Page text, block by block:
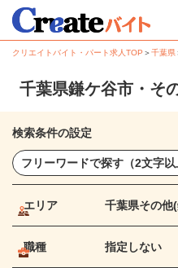
クリエイトバイト・パート求人TOP ＞千葉県
千葉県鎌ケ谷市・そ
検索条件の設定
エリア 千葉県その他
職種 指定しない